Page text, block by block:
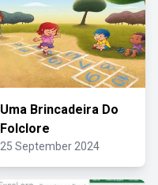
Uma Brincadeira Do
Folclore
25 September 2024